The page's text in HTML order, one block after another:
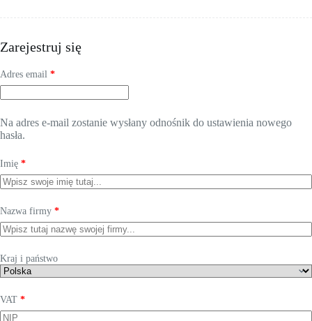
Zarejestruj się
Adres email *Wymagane
Na adres e-mail zostanie wysłany odnośnik do ustawienia nowego
hasła.
Imię *
Nazwa firmy *
Kraj i państwo
VAT *